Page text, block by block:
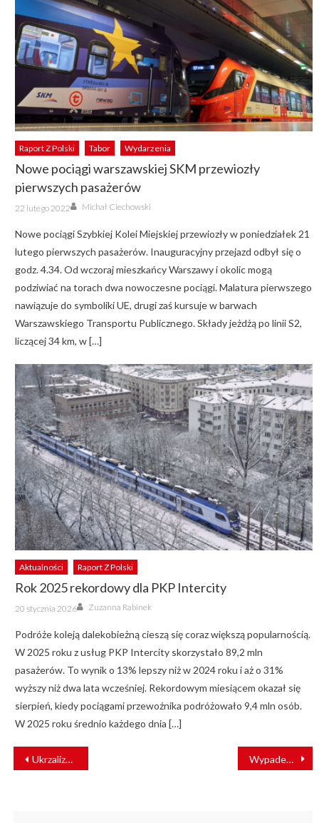
Raport Z Polski Tabor Wydarzenia
Nowe pociągi warszawskiej SKM przewiozły
pierwszych pasażerów
Posted
on
22 lutego 2022 Author
Michał Ciechowski
Nowe pociągi Szybkiej Kolei Miejskiej przewiozły w poniedziałek 21
lutego pierwszych pasażerów. Inauguracyjny przejazd odbył się o
godz. 4.34. Od wczoraj mieszkańcy Warszawy i okolic mogą
podziwiać na torach dwa nowoczesne pociągi. Malatura pierwszego
nawiązuje do symboliki UE, drugi zaś kursuje w barwach
Warszawskiego Transportu Publicznego. Składy jeżdżą po linii S2,
liczącej 34 km, w […]
Aktualności Raport Z Polski
Rok 2025 rekordowy dla PKP Intercity
Posted
on
20 stycznia 2026 Author
Zuzanna Rabinek
Podróże koleją dalekobieżną cieszą się coraz większą popularnością.
W 2025 roku z usług PKP Intercity skorzystało 89,2 mln
pasażerów. To wynik o 13% lepszy niż w 2024 roku i aż o 31%
wyższy niż dwa lata wcześniej. Rekordowym miesiącem okazał się
sierpień, kiedy pociągami przewoźnika podróżowało 9,4 mln osób.
W 2025 roku średnio każdego dnia […]
NAWIGACJA
WPISU
Ukrzaliznytsia przejmie rosyjskie wagony Wypadek na linii kolejowej Grudziądz – Toruń